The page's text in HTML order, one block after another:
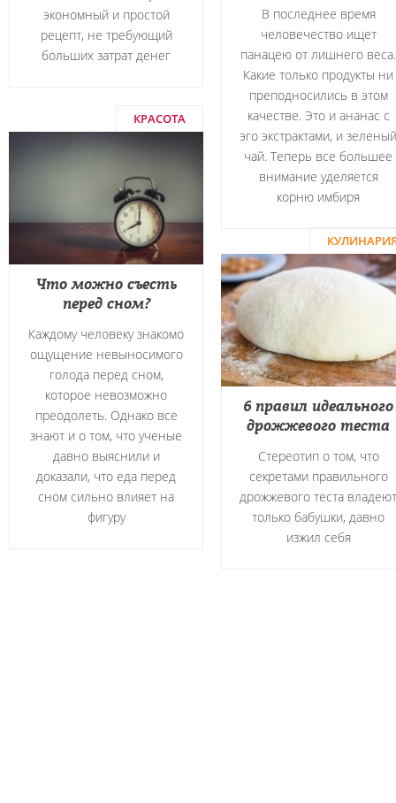
экономный и простой
рецепт, не требующий
больших затрат денег
В последнее время
человечество ищет
панацею от лишнего веса.
Какие только продукты ни
преподносились в этом
качестве. Это и ананас с
эго экстрактами, и зеленый
чай. Теперь все большее
внимание уделяется
корню имбиря
КРАСОТА
Что можно съесть
перед сном?
Каждому человеку знакомо
ощущение невыносимого
голода перед сном,
которое невозможно
преодолеть. Однако все
знают и о том, что ученые
давно выяснили и
доказали, что еда перед
сном сильно влияет на
фигуру
6 правил идеального
дрожжевого теста
Стереотип о том, что
секретами правильного
дрожжевого теста владеют
только бабушки, давно
изжил себя